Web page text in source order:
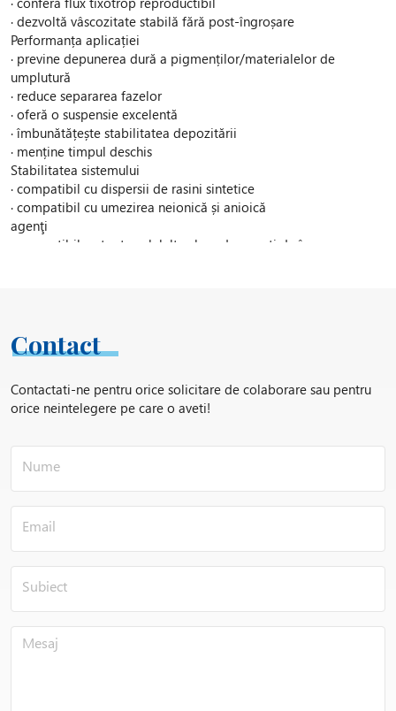
· dezvoltă vâscozitate stabilă fără post-îngroșare
Performanța aplicației
· previne depunerea dură a pigmenților/materialelor de
umplutură
· reduce separarea fazelor
· oferă o suspensie excelentă
· îmbunătățește stabilitatea depozitării
· menține timpul deschis
Stabilitatea sistemului
· compatibil cu dispersii de rasini sintetice
· compatibil cu umezirea neionică și anioică
agenţi
· compatibil cu toate celelalte clase de agenţi de îngroşare
· mai ușor de dispersat decât pe bază de argilă tipică
produse
a minimiza contaminarea microbiană.
Contact
Contactati-ne pentru orice solicitare de colaborare sau pentru
orice neintelegere pe care o aveti!